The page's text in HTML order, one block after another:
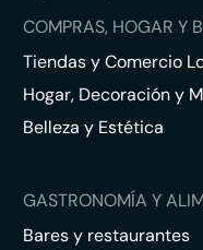
COMPRAS, HOGAR Y
Tiendas y Comercio
Hogar, Decoración y
Belleza y Estética
GASTRONOMÍA Y
Bares y restaurantes